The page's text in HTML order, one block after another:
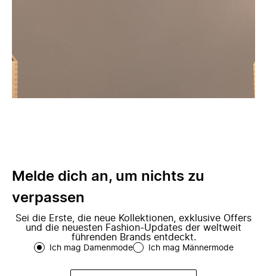
Melde dich an, um nichts zu
verpassen
Sei die Erste, die neue Kollektionen, exklusive Offers
und die neuesten Fashion-Updates der weltweit
führenden Brands entdeckt.
Ich mag Damenmode Ich mag Männermode